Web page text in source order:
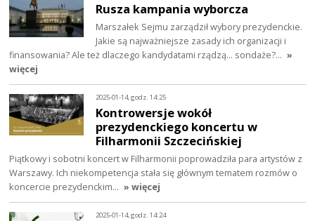
Rusza kampania wyborcza
Marszałek Sejmu zarządził wybory prezydenckie.
Jakie są najważniejsze zasady ich organizacji i
finansowania? Ale też dlaczego kandydatami rządzą… sondaże?… »
więcej
2025-01-14, godz. 14:25
Kontrowersje wokół
prezydenckiego koncertu w
Filharmonii Szczecińskiej
Piątkowy i sobotni koncert w Filharmonii poprowadziła para artystów z
Warszawy. Ich niekompetencja stała się głównym tematem rozmów o
koncercie prezydenckim… » więcej
2025-01-14, godz. 14:24